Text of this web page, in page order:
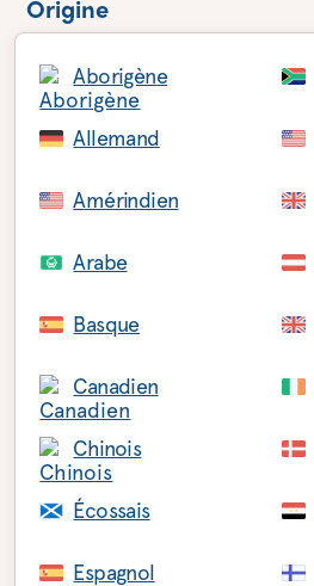
Origine
Aborigène
Allemand
Amérindien
Arabe
Basque
Canadien
Chinois
Écossais
Espagnol